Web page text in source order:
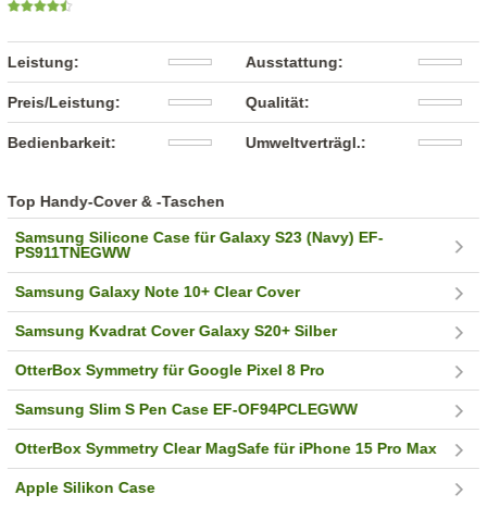
Leistung: Ausstattung:
Preis/Leistung: Qualität:
Bedienbarkeit: Umweltverträgl.:
Top Handy-Cover & -Taschen
Samsung Silicone Case für Galaxy S23 (Navy) EF-
PS911TNEGWW
Samsung Galaxy Note 10+ Clear Cover
Samsung Kvadrat Cover Galaxy S20+ Silber
OtterBox Symmetry für Google Pixel 8 Pro
Samsung Slim S Pen Case EF-OF94PCLEGWW
OtterBox Symmetry Clear MagSafe für iPhone 15 Pro Max
Apple Silikon Case